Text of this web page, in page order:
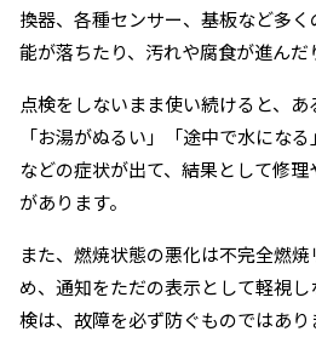
換器、各種センサー、基板など多
能が落ちたり、汚れや腐食が進んだ
点検をしないまま使い続けると、あ
「お湯がぬるい」「途中で水にな
などの症状が出て、結果として修
があります。
また、燃焼状態の悪化は不完全燃
め、通知をただの表示として軽視
検は、故障を必ず防ぐものではあ